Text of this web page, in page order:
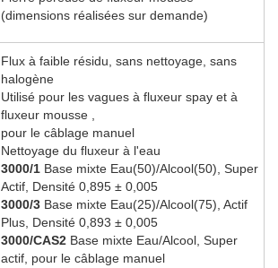
(dimensions réalisées sur demande)
Flux à faible résidu, sans nettoyage, sans
halogène
Utilisé pour les vagues à fluxeur spay et à
fluxeur mousse ,
pour le câblage manuel
Nettoyage du fluxeur à l'eau
3000/1 Base mixte Eau(50)/Alcool(50), Super
Actif, Densité 0,895 ± 0,005
3000/3 Base mixte Eau(25)/Alcool(75), Actif
Plus, Densité 0,893 ± 0,005
3000/CAS2 Base mixte Eau/Alcool, Super
actif, pour le câblage manuel